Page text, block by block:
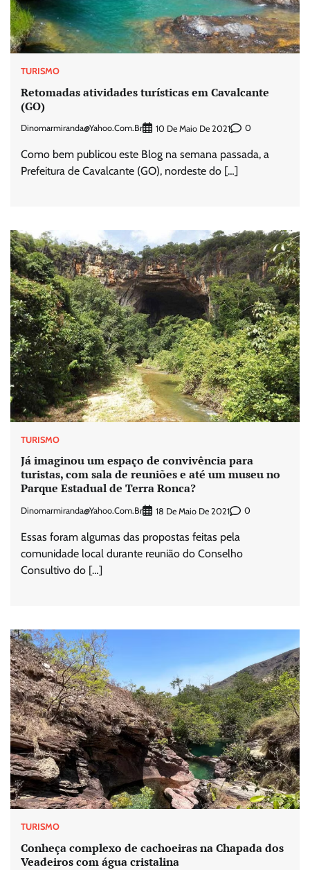
TURISMO
Retomadas atividades turísticas em Cavalcante
(GO)
Dinomarmiranda@yahoo.com.br 10 De Maio De 2021 0
Como bem publicou este Blog na semana passada, a
Prefeitura de Cavalcante (GO), nordeste do […]
TURISMO
Já imaginou um espaço de convivência para
turistas, com sala de reuniões e até um museu no
Parque Estadual de Terra Ronca?
Dinomarmiranda@yahoo.com.br 18 De Maio De 2021 0
Essas foram algumas das propostas feitas pela
comunidade local durante reunião do Conselho
Consultivo do […]
TURISMO
Conheça complexo de cachoeiras na Chapada dos
Veadeiros com água cristalina